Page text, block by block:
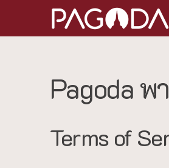
Pagoda พ
Terms of